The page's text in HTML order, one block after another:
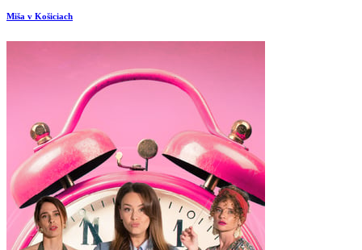
Miša v Košiciach